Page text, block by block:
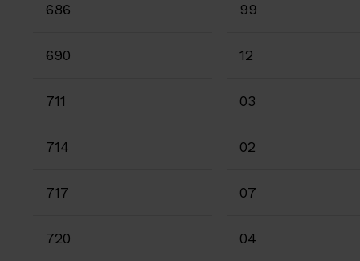
686 99
690 12
711 03
714 02
717 07
720 04